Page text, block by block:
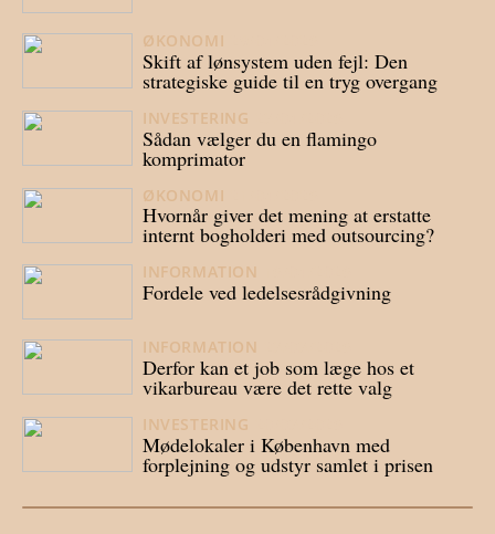
ØKONOMI
Skift af lønsystem uden fejl: Den
strategiske guide til en tryg overgang
INVESTERING
Sådan vælger du en flamingo
komprimator
ØKONOMI
Hvornår giver det mening at erstatte
internt bogholderi med outsourcing?
INFORMATION
Fordele ved ledelsesrådgivning
INFORMATION
Derfor kan et job som læge hos et
vikarbureau være det rette valg
INVESTERING
Mødelokaler i København med
forplejning og udstyr samlet i prisen